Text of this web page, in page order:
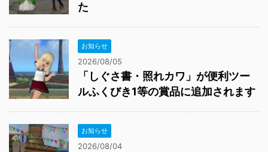
た
お知らせ
2026/08/05
「しぐさ書・照れカワ」が便利ツー
ルふくびき1等の賞品に追加されます
お知らせ
2026/08/04